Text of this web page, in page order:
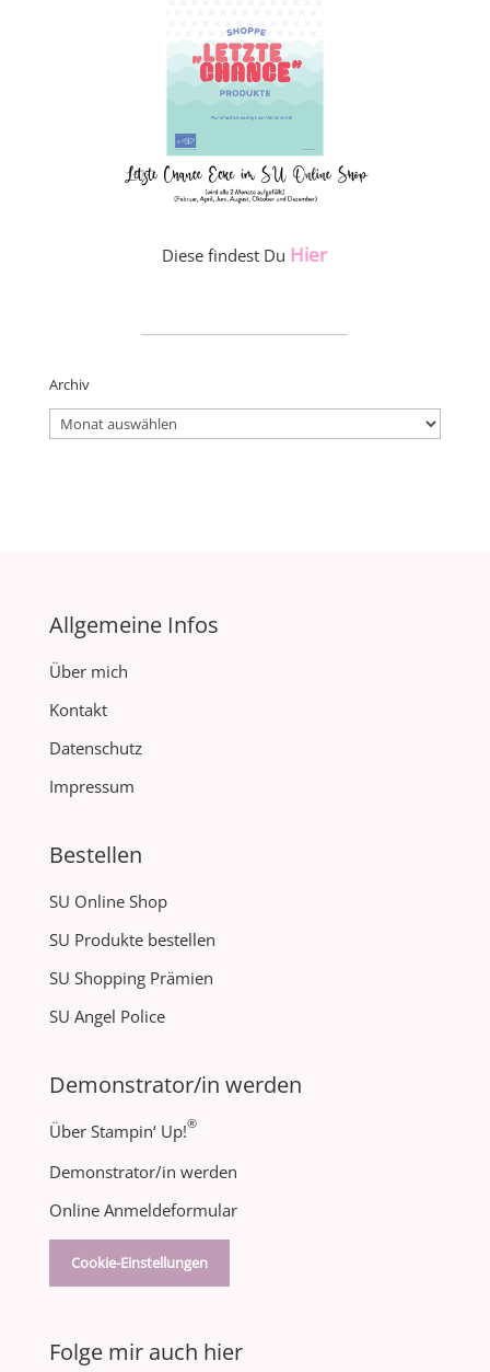
Diese findest Du Hier
Archiv
Archiv
Allgemeine Infos
Über mich
Kontakt
Datenschutz
Impressum
Bestellen
SU Online Shop
SU Produkte bestellen
SU Shopping Prämien
SU Angel Police
Demonstrator/in werden
Über Stampin‘ Up!®
Demonstrator/in werden
Online Anmeldeformular
Cookie-Einstellungen
Folge mir auch hier